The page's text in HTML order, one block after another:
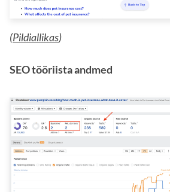
(Pildiallikas)
SEO tööriista andmed